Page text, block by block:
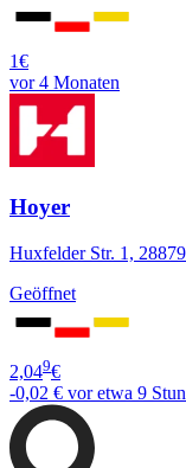
1€
vor 4 Monaten
Hoyer
Huxfelder Str. 1,
Geöffnet
2,049€
-0,02 € vor etwa 9